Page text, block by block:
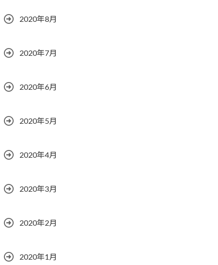
2020年8月
2020年7月
2020年6月
2020年5月
2020年4月
2020年3月
2020年2月
2020年1月